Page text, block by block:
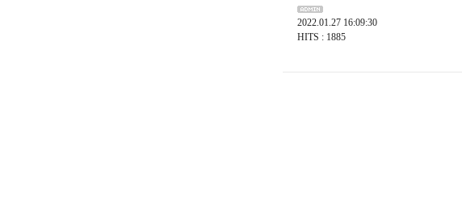
2022.01.27 16:09:30
HITS : 1885